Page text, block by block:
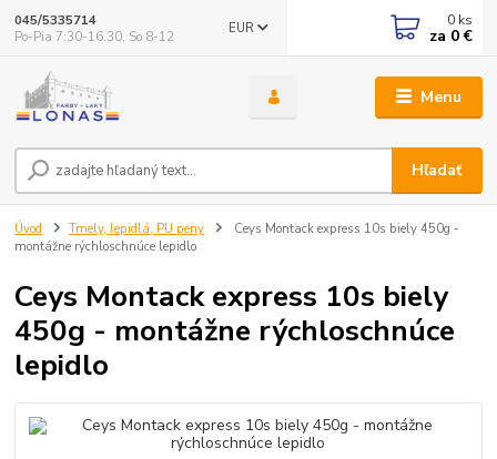
Menu
EUR
Hľadať
045/5335714
Po-Pia 7:30-16.30, So 8-12
0 ks
za 0 €
Úvod Tmely, lepidlá, PU peny
Ceys Montack express 10s biely 450g -
montážne rýchloschnúce lepidlo
Ceys Montack express 10s biely
450g - montážne rýchloschnúce
lepidlo